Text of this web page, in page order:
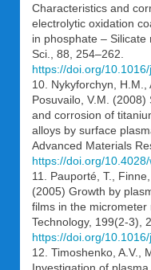
Characteristics and
electrolytic oxidation
in phosphate –
Sci., 88, 254–262.
https://doi.org/
10. Nykyforchyn, H.M.,
Posuvailo, V.M.
and corrosion of
alloys by surface
Advanced Materials
https://doi.org/
11. Pauporté, T.,
(2005) Growth by
films in the
Technology, 199(2-3),
https://doi.org/
12. Timoshenko, A.V.,